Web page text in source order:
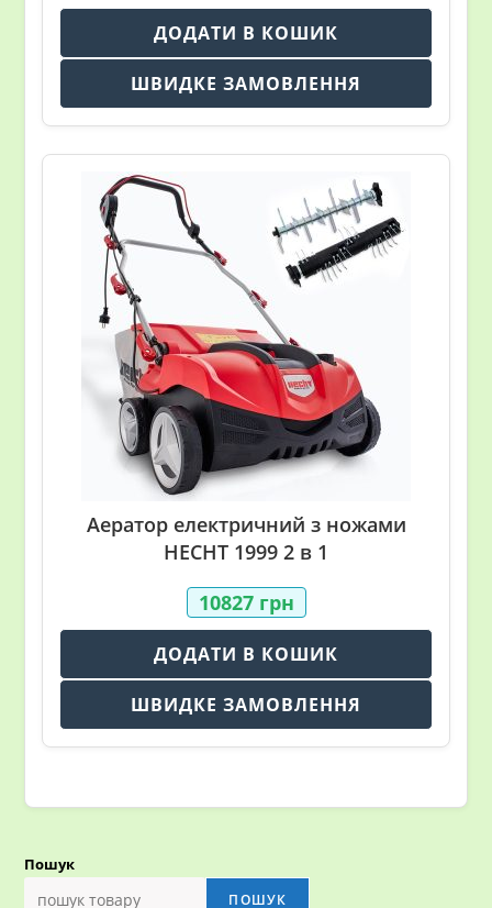
ДОДАТИ В КОШИК
ШВИДКЕ ЗАМОВЛЕННЯ
Аератор електричний з ножами
HECHT 1999 2 в 1
10827 грн
ДОДАТИ В КОШИК
ШВИДКЕ ЗАМОВЛЕННЯ
Пошук
ПОШУК